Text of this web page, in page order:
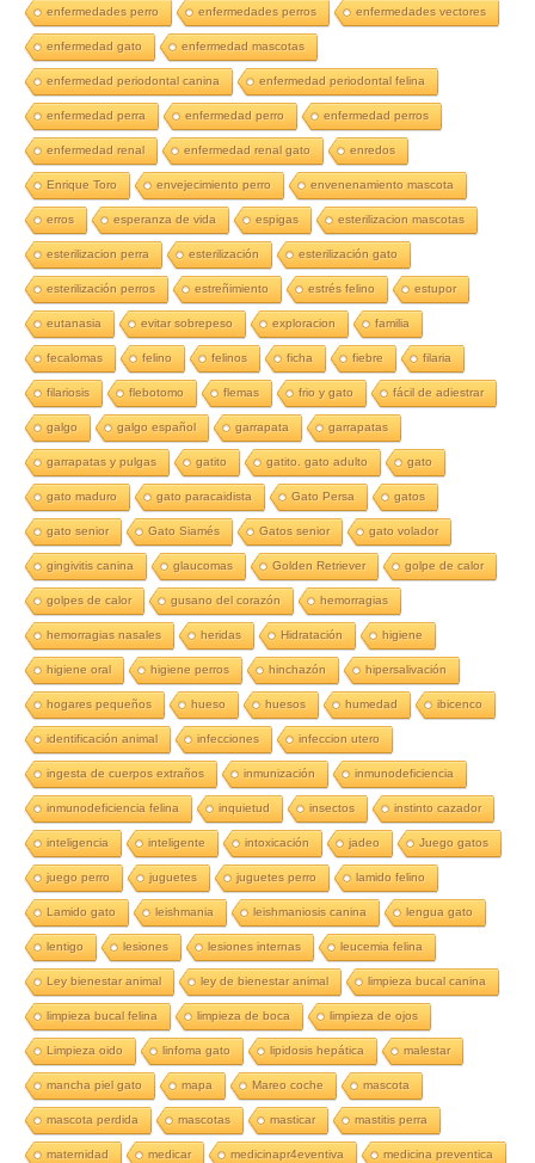
enfermedades perro enfermedades perros enfermedades vectores
enfermedad gato enfermedad mascotas
enfermedad periodontal canina enfermedad periodontal felina
enfermedad perra enfermedad perro enfermedad perros
enfermedad renal enfermedad renal gato enredos
Enrique Toro envejecimiento perro envenenamiento mascota
erros esperanza de vida espigas esterilizacion mascotas
esterilizacion perra esterilización esterilización gato
esterilización perros estreñimiento estrés felino estupor
eutanasia evitar sobrepeso exploracion familia
fecalomas felino felinos ficha fiebre filaria
filariosis flebotomo flemas frio y gato fácil de adiestrar
galgo galgo español garrapata garrapatas
garrapatas y pulgas gatito gatito. gato adulto gato
gato maduro gato paracaidista Gato Persa gatos
gato senior Gato Siamés Gatos senior gato volador
gingivitis canina glaucomas Golden Retriever golpe de calor
golpes de calor gusano del corazón hemorragias
hemorragias nasales heridas Hidratación higiene
higiene oral higiene perros hinchazón hipersalivación
hogares pequeños hueso huesos humedad ibicenco
identificación animal infecciones infeccion utero
ingesta de cuerpos extraños inmunización inmunodeficiencia
inmunodeficiencia felina inquietud insectos instinto cazador
inteligencia inteligente intoxicación jadeo Juego gatos
juego perro juguetes juguetes perro lamido felino
Lamido gato leishmania leishmaniosis canina lengua gato
lentigo lesiones lesiones internas leucemia felina
Ley bienestar animal ley de bienestar animal limpieza bucal canina
limpieza bucal felina limpieza de boca limpieza de ojos
Limpieza oido linfoma gato lipidosis hepática malestar
mancha piel gato mapa Mareo coche mascota
mascota perdida mascotas masticar mastitis perra
maternidad medicar medicinapr4eventiva medicina preventica